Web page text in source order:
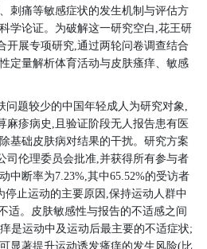
刺痛等敏感症状的发生机制与评估方
学论证。为破解这一研究空白,花王研
开展专项研究,通过两轮问卷调查结合
定量解析体育活动与皮肤瘙痒、敏感
问题较少的中国年轻成人为研究对象,
麻疹病史,且验证阶段无人报告患有医
基础皮肤病对结果的干扰。研究方案
司伦理委员会批准,并获得所有参与者
中断率为7.23%,其中65.52%的受访者
停止运动的主要原因,保持运动人群中
适。皮肤敏感性与报告的不适感之间
是运动中及运动后最主要的不适症状;
显著提升运动诱发瘙痒的发生风险(比